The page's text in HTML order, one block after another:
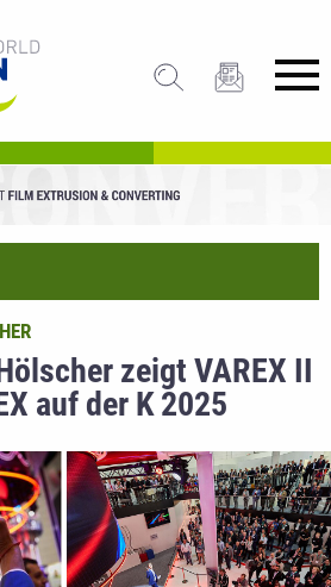
zeigt VAREX II
auf der K 2025